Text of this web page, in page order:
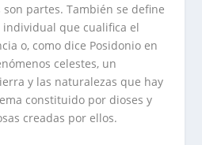
partes. También se define
que cualifica el
o, como dice Posidonio en
celestes, un
y las naturalezas que hay
constituido por dioses y
creadas por ellos.